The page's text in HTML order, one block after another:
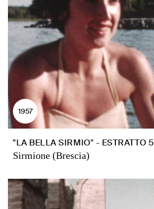
1957
"LA BELLA SIRMIO" - ESTRATTO 5
Sirmione (Brescia)